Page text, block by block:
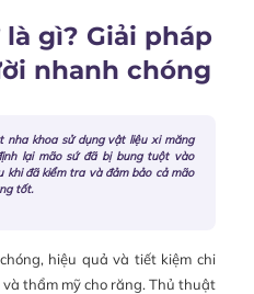
gì? Giải pháp
nhanh chóng
nha khoa sử dụng vật liệu xi măng
lại mão sứ đã bị bung tuột vào
đã kiểm tra và đảm bảo cả mão
tốt.
hiệu quả và tiết kiệm chi
thẩm mỹ cho răng. Thủ thuật